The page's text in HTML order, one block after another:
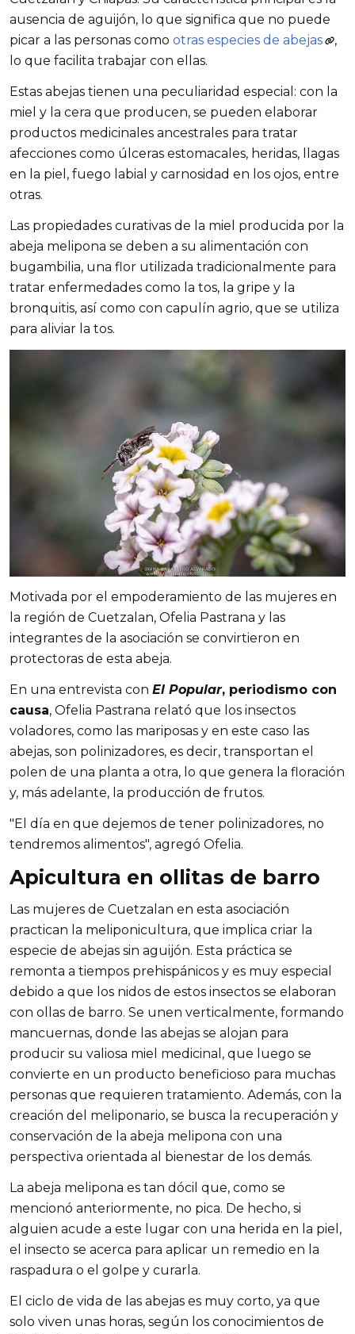
ausencia de aguijón, lo que significa que no puede
picar a las personas como otras especies de abejas
,
lo que facilita trabajar con ellas.
Estas abejas tienen una peculiaridad especial: con la
miel y la cera que producen, se pueden elaborar
productos medicinales ancestrales para tratar
afecciones como úlceras estomacales, heridas, llagas
en la piel, fuego labial y carnosidad en los ojos, entre
otras.
Las propiedades curativas de la miel producida por la
abeja melipona se deben a su alimentación con
bugambilia, una flor utilizada tradicionalmente para
tratar enfermedades como la tos, la gripe y la
bronquitis, así como con capulín agrio, que se utiliza
para aliviar la tos.
Motivada por el empoderamiento de las mujeres en
la región de Cuetzalan, Ofelia Pastrana y las
integrantes de la asociación se convirtieron en
protectoras de esta abeja.
En una entrevista con El Popular, periodismo con
causa, Ofelia Pastrana relató que los insectos
voladores, como las mariposas y en este caso las
abejas, son polinizadores, es decir, transportan el
polen de una planta a otra, lo que genera la floración
y, más adelante, la producción de frutos.
"El día en que dejemos de tener polinizadores, no
tendremos alimentos", agregó Ofelia.
Apicultura en ollitas de barro
Las mujeres de Cuetzalan en esta asociación
practican la meliponicultura, que implica criar la
especie de abejas sin aguijón. Esta práctica se
remonta a tiempos prehispánicos y es muy especial
debido a que los nidos de estos insectos se elaboran
con ollas de barro. Se unen verticalmente, formando
mancuernas, donde las abejas se alojan para
producir su valiosa miel medicinal, que luego se
convierte en un producto beneficioso para muchas
personas que requieren tratamiento. Además, con la
creación del meliponario, se busca la recuperación y
conservación de la abeja melipona con una
perspectiva orientada al bienestar de los demás.
La abeja melipona es tan dócil que, como se
mencionó anteriormente, no pica. De hecho, si
alguien acude a este lugar con una herida en la piel,
el insecto se acerca para aplicar un remedio en la
raspadura o el golpe y curarla.
El ciclo de vida de las abejas es muy corto, ya que
solo viven unas horas, según los conocimientos de